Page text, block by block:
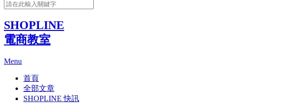
SHOPLINE
電商教室
Menu
首頁
全部文章
SHOPLINE 快訊